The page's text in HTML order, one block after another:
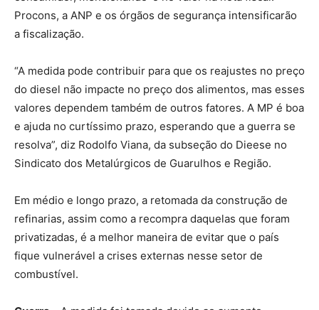
Procons, a ANP e os órgãos de segurança intensificarão
a fiscalização.
“A medida pode contribuir para que os reajustes no preço
do diesel não impacte no preço dos alimentos, mas esses
valores dependem também de outros fatores. A MP é boa
e ajuda no curtíssimo prazo, esperando que a guerra se
resolva”, diz Rodolfo Viana, da subseção do Dieese no
Sindicato dos Metalúrgicos de Guarulhos e Região.
Em médio e longo prazo, a retomada da construção de
refinarias, assim como a recompra daquelas que foram
privatizadas, é a melhor maneira de evitar que o país
fique vulnerável a crises externas nesse setor de
combustível.